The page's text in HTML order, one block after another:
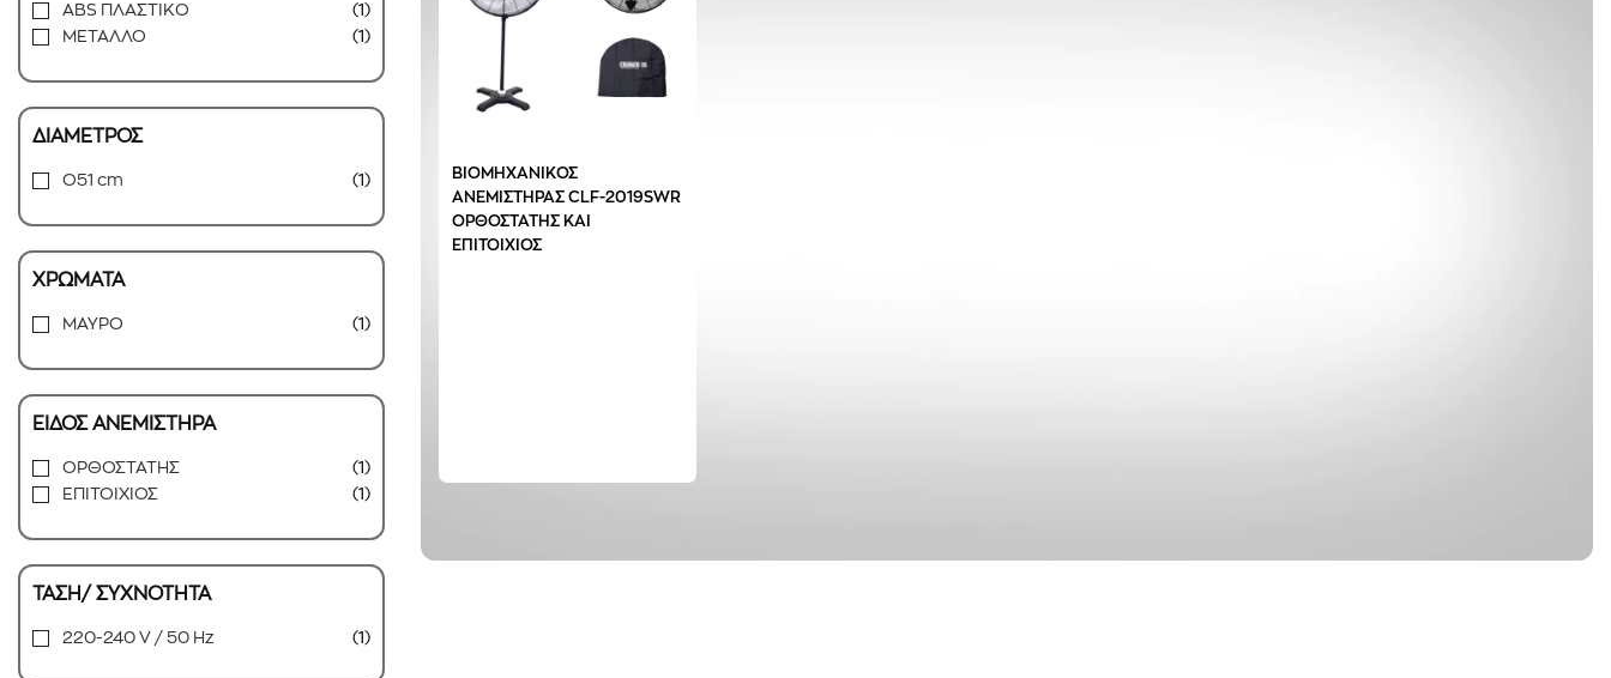
ABS ΠΛΑΣΤΙΚΟ
(1)
ΜΕΤΑΛΛΟ
(1)
ΔΙΑΜΕΤΡΟΣ
O51 cm (1)
ΧΡΩΜΑΤΑ
ΜΑΥΡΟ (1)
ΕΙΔΟΣ ΑΝΕΜΙΣΤΗΡΑ
ΟΡΘΟΣΤΑΤΗΣ
(1)
ΕΠΙΤΟΙΧΙΟΣ
(1)
ΤΑΣΗ/ ΣΥΧΝΟΤΗΤΑ
220-240 V / 50 Hz (1)
ΒΙΟΜΗΧΑΝΙΚΟΣ
ΑΝΕΜΙΣΤΗΡΑΣ CLF-2019SWR
ΟΡΘΟΣΤΑΤΗΣ ΚΑΙ
ΕΠΙΤΟΙΧΙΟΣ